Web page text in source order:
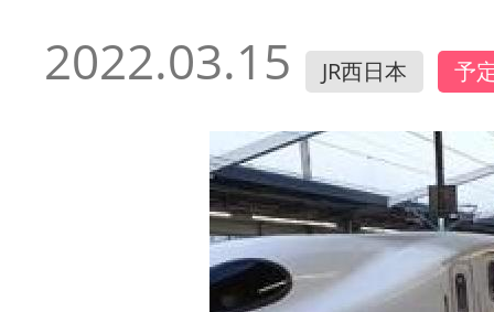
2022.03.15 JR西日本 予